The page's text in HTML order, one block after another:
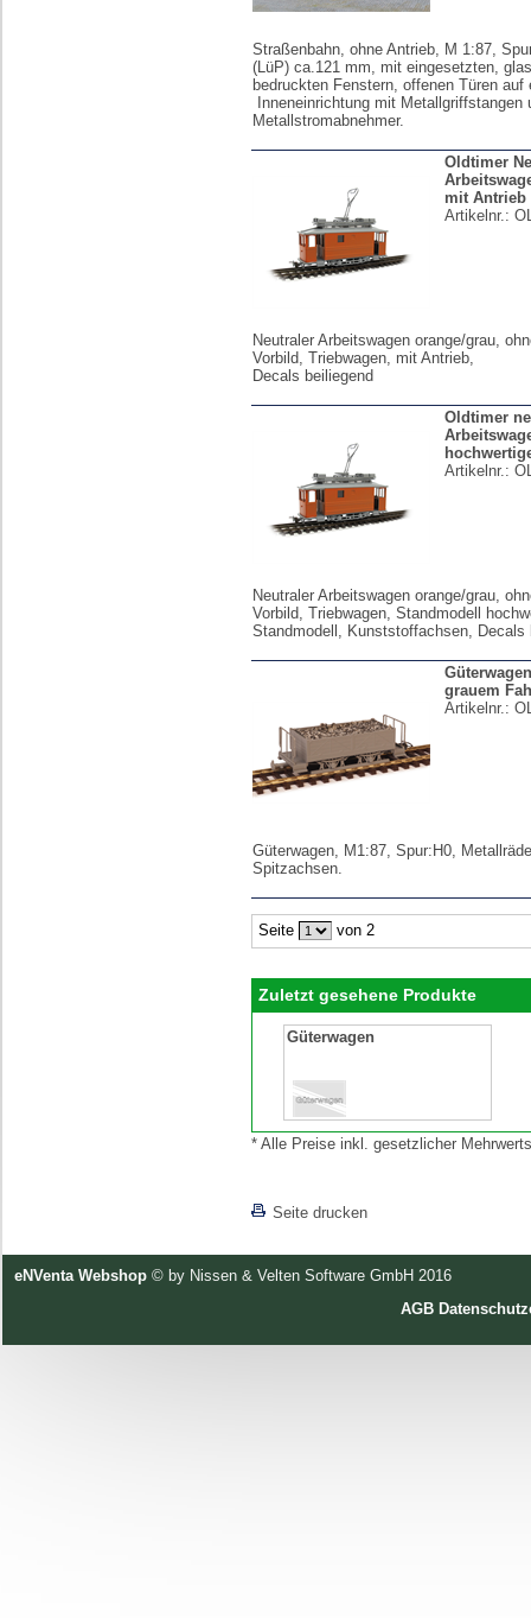
Straßenbahn, ohne Antrieb, M 1:87,
(LüP) ca.121 mm, mit eingesetzten,
bedruckten Fenstern, offenen Türen auf
Inneneinrichtung mit Metallgriffstangen
Metallstromabnehmer.
Oldtimer
mit Antrieb
Artikelnr.:
Neutraler Arbeitswagen orange/grau,
Vorbild, Triebwagen, mit Antrieb,
Decals beiliegend
Oldtimer
Artikelnr.:
Neutraler Arbeitswagen orange/grau,
Vorbild, Triebwagen, Standmodell
Standmodell, Kunststoffachsen, Decals
grauem
Artikelnr.:
Güterwagen, M1:87, Spur:H0,
Spitzachsen.
Seite von 2
Zuletzt gesehene Produkte
Güterwagen
* Alle Preise inkl. gesetzlicher
Seite drucken
eNVenta Webshop © by Nissen & Velten Software GmbH 2016
AGB